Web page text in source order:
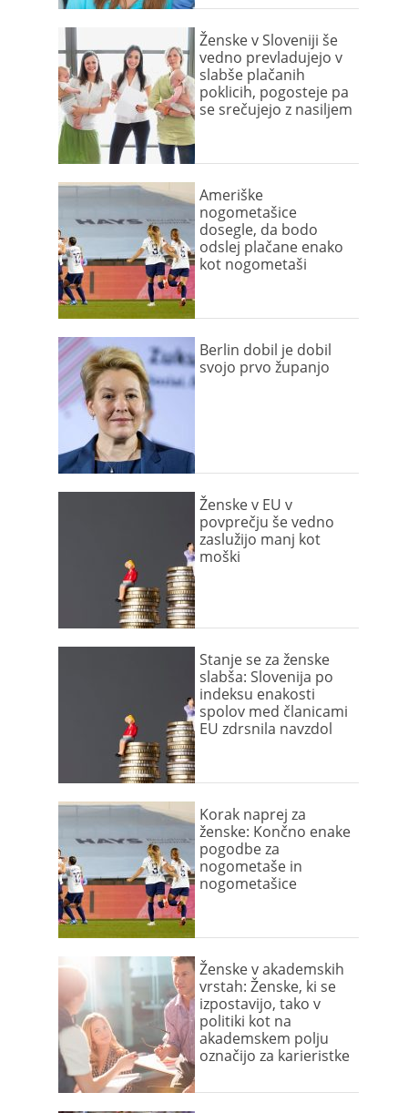
Ženske v Sloveniji še
vedno prevladujejo v
slabše plačanih
poklicih, pogosteje pa
se srečujejo z nasiljem
Ameriške
nogometašice
dosegle, da bodo
odslej plačane enako
kot nogometaši
Berlin dobil je dobil
svojo prvo županjo
Ženske v EU v
povprečju še vedno
zaslužijo manj kot
moški
Stanje se za ženske
slabša: Slovenija po
indeksu enakosti
spolov med članicami
EU zdrsnila navzdol
Korak naprej za
ženske: Končno enake
pogodbe za
nogometaše in
nogometašice
Ženske v akademskih
vrstah: Ženske, ki se
izpostavijo, tako v
politiki kot na
akademskem polju
označijo za karieristke